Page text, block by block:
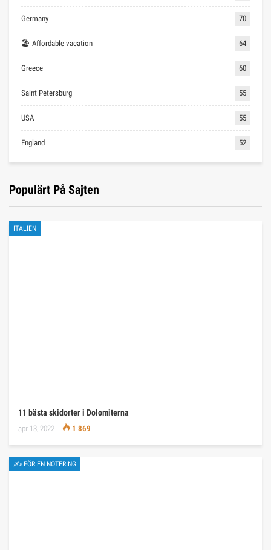
Germany 70
🏖 Affordable vacation 64
Greece 60
Saint Petersburg 55
USA 55
England 52
Populärt På Sajten
ITALIEN
11 bästa skidorter i Dolomiterna
apr 13, 2022 1 869
✍ FÖR EN NOTERING